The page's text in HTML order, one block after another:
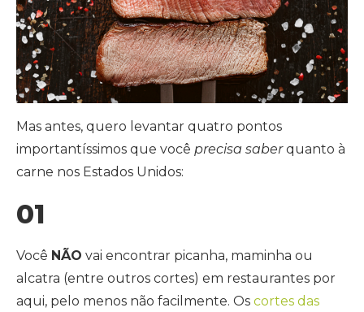
Mas antes, quero levantar quatro pontos
importantíssimos que você precisa saberquanto à
carne nos Estados Unidos:
01
Você NÃO vai encontrar picanha, maminha ou
alcatra (entre outros cortes) em restaurantes por
aqui, pelo menos não facilmente. Os cortes das